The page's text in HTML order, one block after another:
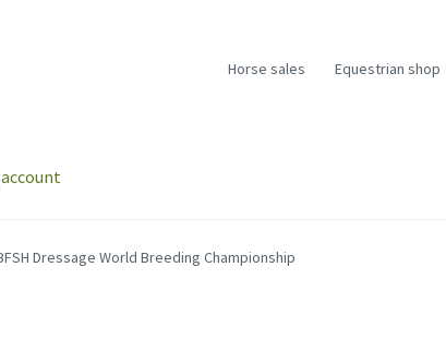
Horse sales Equestrian shop
account
Dressage World Breeding Championship